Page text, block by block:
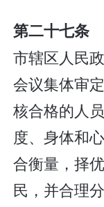
第二十七条
市辖区人民
会议集体审
核合格的人
度、身体和
合衡量，择
民，并合理